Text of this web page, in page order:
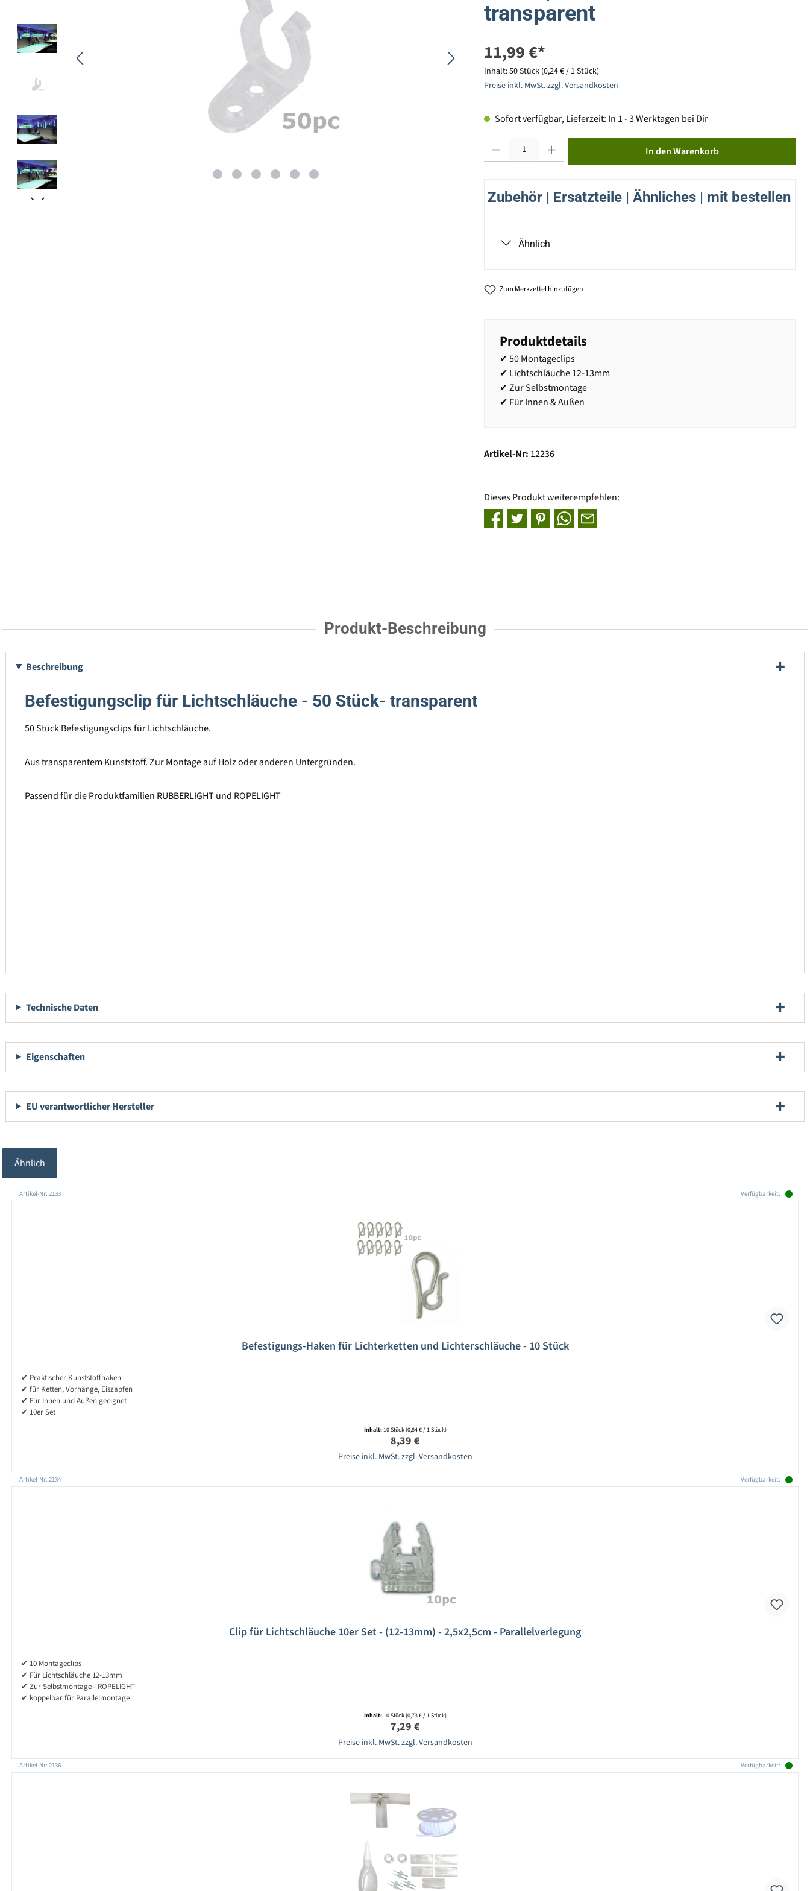
transparent
11,99 €*
Inhalt:50 Stück (0,24 € / 1 Stück)
Preise inkl. MwSt. zzgl. Versandkosten
Sofort verfügbar, Lieferzeit: In 1 - 3 Werktagen bei Dir
In den Warenkorb
Zubehör | Ersatzteile | Ähnliches | mit bestellen
Ähnlich
Zum Merkzettel hinzufügen
Produktdetails
✔ 50 Montageclips
✔ Lichtschläuche 12-13mm
✔ Zur Selbstmontage
✔ Für Innen & Außen
Artikel-Nr: 12236
Dieses Produkt weiterempfehlen:
Produkt-Beschreibung
Beschreibung
Befestigungsclip für Lichtschläuche - 50 Stück- transparent
50 Stück Befestigungsclips für Lichtschläuche.
Aus transparentem Kunststoff. Zur Montage auf Holz oder anderen Untergründen.
Passend für die Produktfamilien RUBBERLIGHT und ROPELIGHT
Technische Daten
Eigenschaften
EU verantwortlicher Hersteller
Ähnlich
Produktgalerie überspringen
Artikel-Nr: 2133 Verfügbarkeit:
Befestigungs-Haken für Lichterketten und Lichterschläuche - 10 Stück
✔ Praktischer Kunststoffhaken
✔ für Ketten, Vorhänge, Eiszapfen
✔ Für Innen und Außen geeignet
✔ 10er Set
Inhalt:10 Stück(0,84 € / 1 Stück)
Regulärer Preis:
8,39 €
Preise inkl. MwSt. zzgl. Versandkosten
Artikel-Nr: 2134 Verfügbarkeit:
Clip für Lichtschläuche 10er Set - (12-13mm) - 2,5x2,5cm - Parallelverlegung
✔ 10 Montageclips
✔ Für Lichtschläuche 12-13mm
✔ Zur Selbstmontage - ROPELIGHT
✔ koppelbar für Parallelmontage
Inhalt:10 Stück(0,73 € / 1 Stück)
Regulärer Preis:
7,29 €
Preise inkl. MwSt. zzgl. Versandkosten
Artikel-Nr: 2136 Verfügbarkeit: